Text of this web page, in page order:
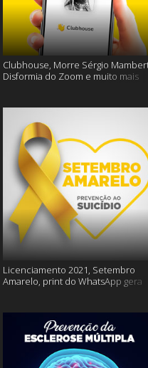
Clubhouse, Morre Sérgio
Disformia do Zoom e muito mais
Licenciamento 2021, Setembro
Amarelo, print do WhatsApp gera